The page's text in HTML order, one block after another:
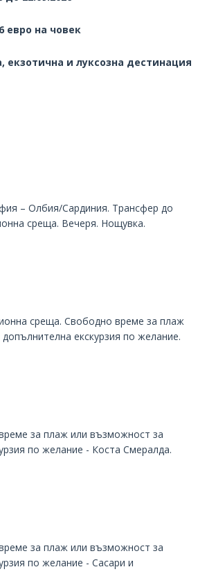
евро на човек
екзотична и луксозна дестинация
– Олбия/Сардиния. Трансфер до
среща. Вечеря. Нощувка.
среща. Свободно време за плаж
екскурзия по желание.
за плаж или възможност за
по желание - Коста Смералда.
за плаж или възможност за
по желание - Сасари и